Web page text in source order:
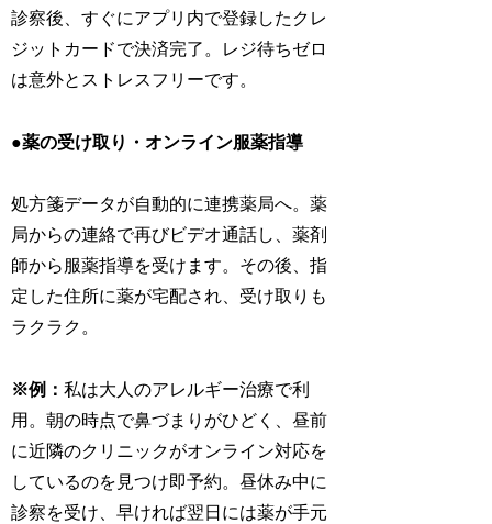
診察後、すぐにアプリ内で登録したクレ
ジットカードで決済完了。レジ待ちゼロ
は意外とストレスフリーです。
●薬の受け取り・オンライン服薬指導
処方箋データが自動的に連携薬局へ。薬
局からの連絡で再びビデオ通話し、薬剤
師から服薬指導を受けます。その後、指
定した住所に薬が宅配され、受け取りも
ラクラク。
※例：私は大人のアレルギー治療で利
用。朝の時点で鼻づまりがひどく、昼前
に近隣のクリニックがオンライン対応を
しているのを見つけ即予約。昼休み中に
診察を受け、早ければ翌日には薬が手元